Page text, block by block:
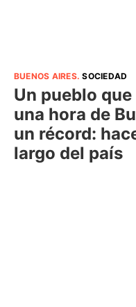
BUENOS AIRES.SOCIEDAD
Un pueblo
una hora de
un récord:
largo del país